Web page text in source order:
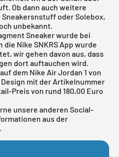
Ob dann auch weitere
oderSolebox,
unbekannt.
Sneaker wurde bei
die Nike SNKRS App wurde
wir gehen davon aus, dass
dort auftauchen wird.
dem Nike Air Jordan 1 von
mit der Artikelnummer
Preis von rund 180,00 Euro
unsere anderen Social-
aus der